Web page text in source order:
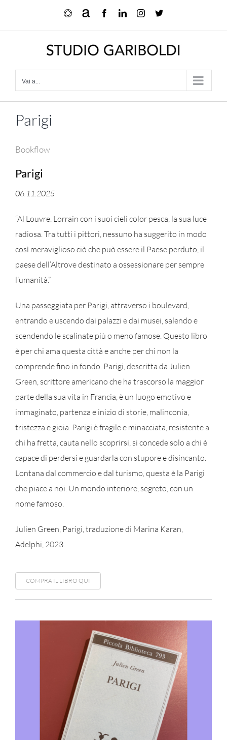
OculaArtnet FacebookLinkedInInstagram
X
Vai a...
Parigi
Bookflow
Parigi
06.11.2025
“Al Louvre. Lorrain con i suoi cieli color pesca, la sua luce
radiosa. Tra tutti i pittori, nessuno ha suggerito in modo
così meraviglioso ciò che può essere il Paese perduto, il
paese dell’Altrove destinato a ossessionare per sempre
l’umanità.”
Una passeggiata per Parigi, attraverso i boulevard,
entrando e uscendo dai palazzi e dai musei, salendo e
scendendo le scalinate più o meno famose. Questo libro
è per chi ama questa città e anche per chi non la
comprende fino in fondo. Parigi, descritta da Julien
Green, scrittore americano che ha trascorso la maggior
parte della sua vita in Francia, è un luogo emotivo e
immaginato, partenza e inizio di storie, malinconia,
tristezza e gioia. Parigi è fragile e minacciata, resistente a
chi ha fretta, cauta nello scoprirsi, si concede solo a chi è
capace di perdersi e guardarla con stupore e disincanto.
Lontana dal commercio e dal turismo, questa è la Parigi
che piace a noi. Un mondo interiore, segreto, con un
nome famoso.
Julien Green, Parigi, traduzione di Marina Karan,
Adelphi, 2023.
COMPRA IL LIBRO QUI